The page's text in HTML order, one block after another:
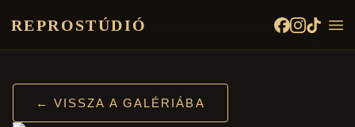
REPROSTÚDIÓ
← VISSZA A GALÉRIÁBA